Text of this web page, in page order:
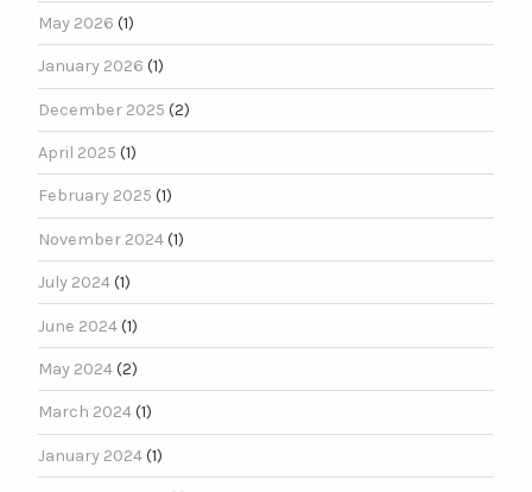
May 2026 (1)
January 2026 (1)
December 2025 (2)
April 2025 (1)
February 2025 (1)
November 2024(1)
July 2024(1)
June 2024(1)
May 2024(2)
March 2024(1)
January 2024(1)